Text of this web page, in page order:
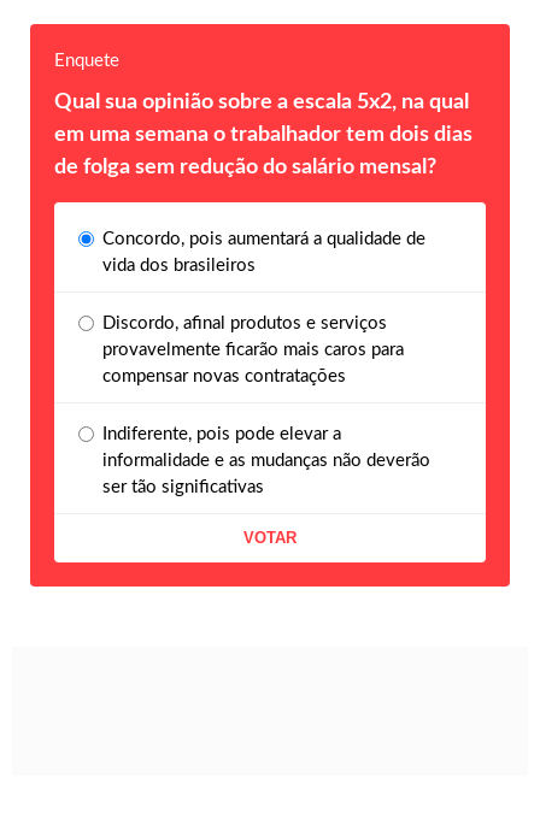
Enquete
Qual sua opinião sobre a escala 5x2, na qual
em uma semana o trabalhador tem dois dias
de folga sem redução do salário mensal?
Concordo, pois aumentará a qualidade de
vida dos brasileiros
Discordo, afinal produtos e serviços
provavelmente ficarão mais caros para
compensar novas contratações
Indiferente, pois pode elevar a
informalidade e as mudanças não deverão
ser tão significativas